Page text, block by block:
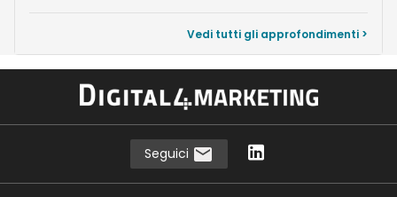
Vedi tutti gli approfondimenti >
Seguici